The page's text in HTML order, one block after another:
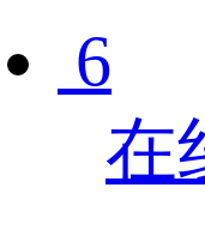
6
在